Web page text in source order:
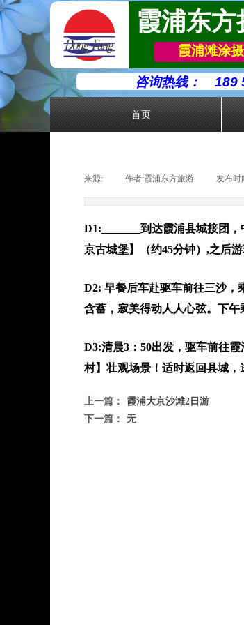
咨询热线： 189
首页
霞浦滩涂
霞浦东方
来源: 作者:霞浦东方旅游 发布时
D1:_______到达霞浦县城接团
京古城堡】（约45分钟）,之后
D2: 早餐后车赴驱车前往三沙，
含蓄，寂美得动人人心弦。下
D3:清晨3：50出发，驱车前往
村】壮观场景！适时返回县城，
上一篇：
霞浦大京沙滩2日游
下一篇：
无